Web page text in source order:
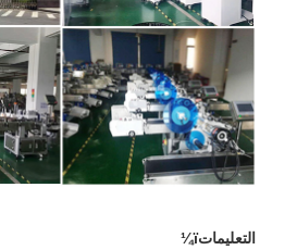
التعليماتï¼